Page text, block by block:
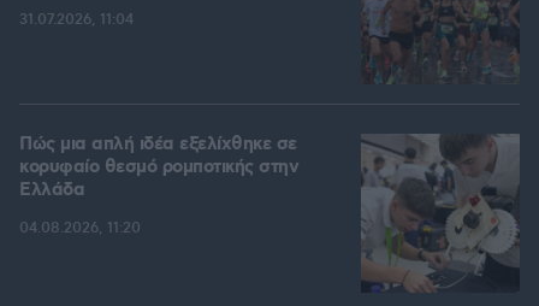
31.07.2026, 11:04
Πώς μια απλή ιδέα εξελίχθηκε σε
κορυφαίο θεσμό ρομποτικής στην
Ελλάδα
04.08.2026, 11:20